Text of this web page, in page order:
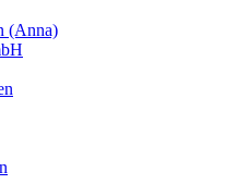
(Anna)